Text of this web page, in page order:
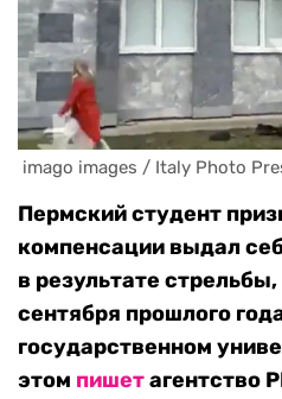
imago images / Italy Photo
Пермский студент
компенсации выдал
в результате
сентября прошлого
государственном
этом пишетагентство